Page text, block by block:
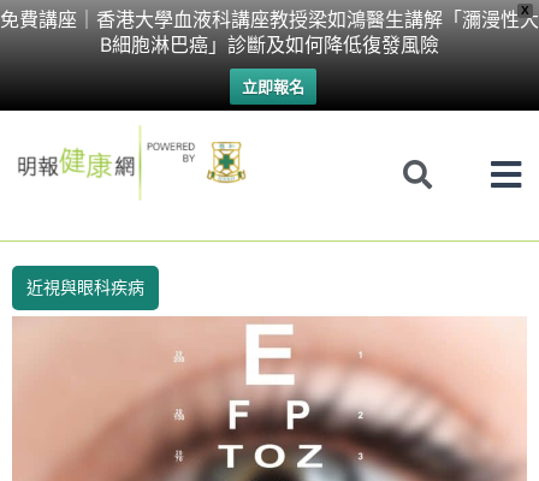
X
免費講座｜香港大學血液科講座教授梁如鴻醫生講解「瀰漫性大
B細胞淋巴癌」診斷及如何降低復發風險
立即報名
Skip
近視與眼科疾病